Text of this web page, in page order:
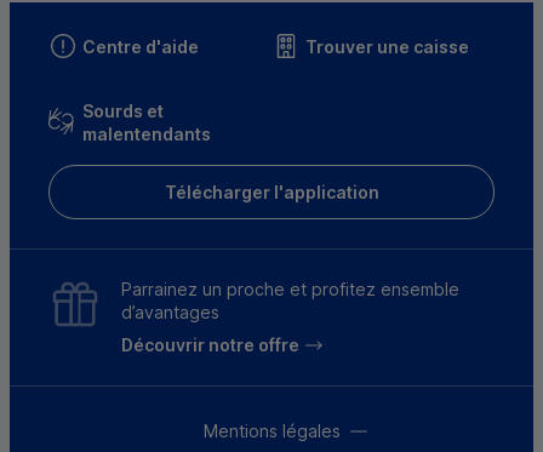
Centre d'aide Trouver une caisse
Sourds et
malentendants
Télécharger l'application
Parrainez un proche et profitez ensemble
d’avantages
Découvrir notre offre
Mentions légales